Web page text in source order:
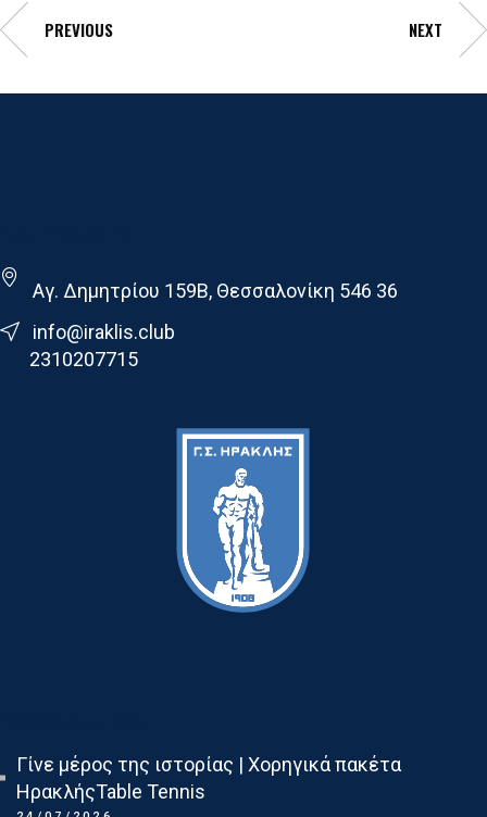
PREVIOUS NEXT
Αγ. Δημητρίου 159Β, Θεσσαλονίκη 546 36
info@iraklis.club
2310207715
Γίνε μέρος της ιστορίας | Χορηγικά πακέτα
ΗρακλήςTable Tennis